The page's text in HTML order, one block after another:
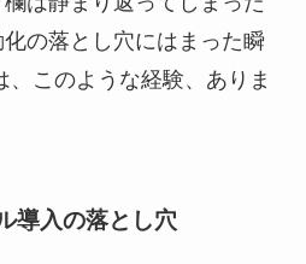
の落とし穴にはまった瞬
、このような経験、ありま
導入の落とし穴